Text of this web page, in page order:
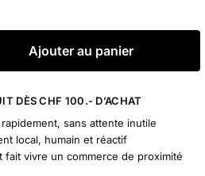
Ajouter au panier
DÈS CHF 100.- D’ACHAT
sans attente inutile
local, humain et réactif
fait vivre un commerce de proximité